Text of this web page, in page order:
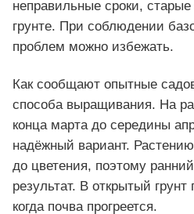
неправильные сроки,
грунте. При соблюдении
проблем можно избежать.
Как сообщают опытные
способа выращивания. На
конца марта до середины
надёжный вариант.
до цветения, поэтому
результат. В открытый
когда почва прогреется.